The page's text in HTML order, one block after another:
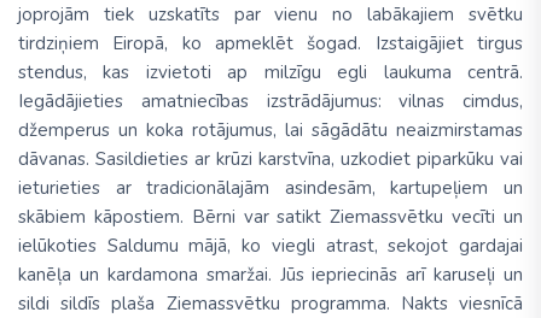
joprojām tiek uzskatīts par vienu no labākajiem svētku
tirdziņiem Eiropā, ko apmeklēt šogad. Izstaigājiet tirgus
stendus, kas izvietoti ap milzīgu egli laukuma centrā.
Iegādājieties amatniecības izstrādājumus: vilnas cimdus,
džemperus un koka rotājumus, lai sāgādātu neaizmirstamas
dāvanas. Sasildieties ar krūzi karstvīna, uzkodiet piparkūku vai
ieturieties ar tradicionālajām asindesām, kartupeļiem un
skābiem kāpostiem. Bērni var satikt Ziemassvētku vecīti un
ielūkoties Saldumu mājā, ko viegli atrast, sekojot gardajai
kanēļa un kardamona smaržai. Jūs iepriecinās arī karuseļi un
sildi sildīs plaša Ziemassvētku programma. Nakts viesnīcā